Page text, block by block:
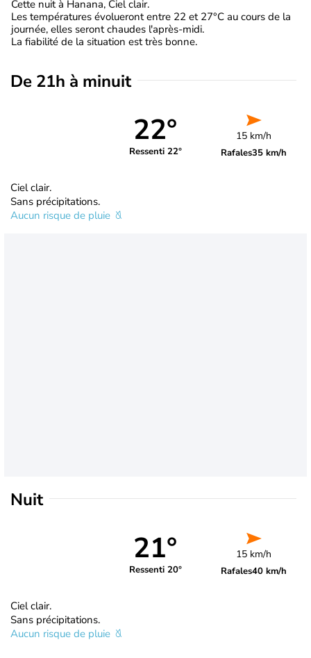
Cette nuit à Hanana, Ciel clair.
Les températures évolueront entre 22 et 27°C au cours de la
journée, elles seront chaudes l'après-midi.
La fiabilité de la situation est très bonne.
De 21h à minuit
22°
Ressenti 22°
15 km/h
Rafales35 km/h
Ciel clair.
Sans précipitations.
Aucun risque de pluie
Nuit
21°
Ressenti 20°
15 km/h
Rafales40 km/h
Ciel clair.
Sans précipitations.
Aucun risque de pluie